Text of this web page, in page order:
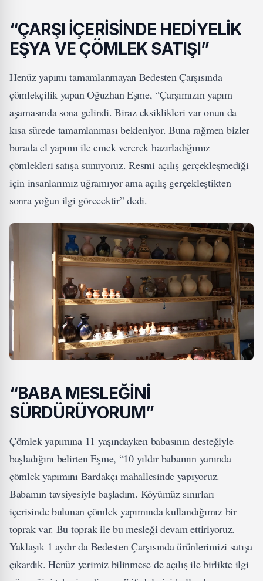
“ÇARŞI İÇERİSİNDE HEDİYELİK
EŞYA VE ÇÖMLEK SATIŞI”
Henüz yapımı tamamlanmayan Bedesten Çarşısında
çömlekçilik yapan Oğuzhan Eşme, “Çarşımızın yapım
aşamasında sona gelindi. Biraz eksiklikleri var onun da
kısa sürede tamamlanması bekleniyor. Buna rağmen bizler
burada el yapımı ile emek vererek hazırladığımız
çömlekleri satışa sunuyoruz. Resmi açılış gerçekleşmediği
için insanlarımız uğramıyor ama açılış gerçekleştikten
sonra yoğun ilgi görecektir” dedi.
“BABA MESLEĞİNİ
SÜRDÜRÜYORUM”
Çömlek yapımına 11 yaşındayken babasının desteğiyle
başladığını belirten Eşme, “10 yıldır babamın yanında
çömlek yapımını Bardakçı mahallesinde yapıyoruz.
Babamın tavsiyesiyle başladım. Köyümüz sınırları
içerisinde bulunan çömlek yapımında kullandığımız bir
toprak var. Bu toprak ile bu mesleği devam ettiriyoruz.
Yaklaşık 1 aydır da Bedesten Çarşısında ürünlerimizi satışa
çıkardık. Henüz yerimiz bilinmese de açılış ile birlikte ilgi